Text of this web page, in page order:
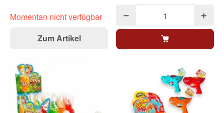
Momentan nicht verfügbar
Zum Artikel